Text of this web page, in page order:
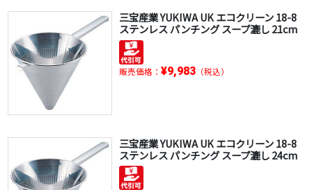
三宝産業 YUKIWA UK エコクリーン 18-8
ステンレス パンチング スープ漉し 21cm
販売価格： ¥9,983（税込）
三宝産業 YUKIWA UK エコクリーン 18-8
ステンレス パンチング スープ漉し 24cm